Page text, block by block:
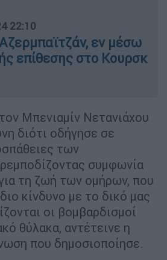
22:10
εν μέσω
επίθεσης στο Κουρσκ
Μπενιαμίν Νετανιάχου
διότι οδήγησε σε
των
συμφωνία
τη ζωή των ομήρων, που
κίνδυνο με το δικό μας
οι βομβαρδισμοί
θύλακα, αντέτεινε η
που δημοσιοποίησε.